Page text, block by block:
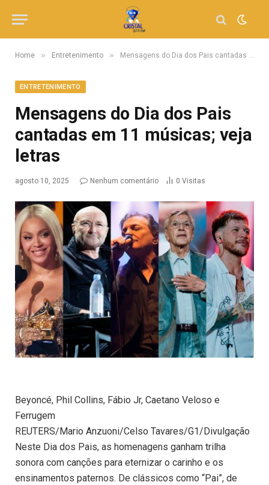
Home » Entretenimento » Mensagens do Dia dos Pais cantadas em 11 músicas; veja letras
ENTRETENIMENTO
Mensagens do Dia dos Pais
cantadas em 11 músicas; veja
letras
agosto 10, 2025 Nenhum comentário 0 Visitas
Beyoncé, Phil Collins, Fábio Jr, Caetano Veloso e
Ferrugem
REUTERS/Mario Anzuoni/Celso Tavares/G1/Divulgação
Neste Dia dos Pais, as homenagens ganham trilha
sonora com canções para eternizar o carinho e os
ensinamentos paternos. De clássicos como “Pai”, de